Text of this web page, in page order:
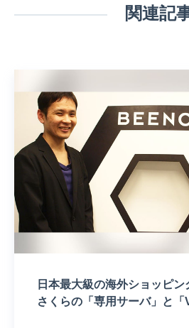
関連記
日本最大級の海外ショッピ
さくらの「専用サーバ」と「